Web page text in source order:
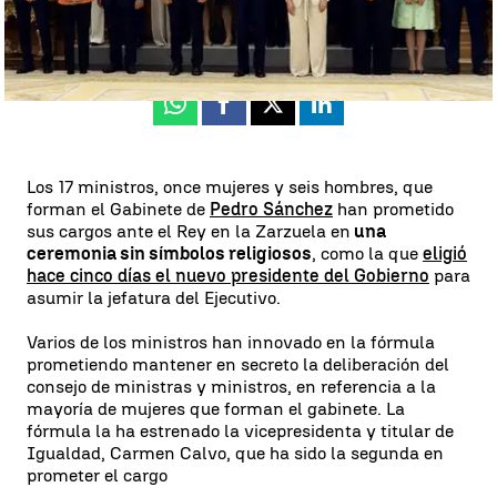
Antena 3 Noticias Madrid
Publicado: 07 de junio de 2018, 07:42
Whatsapp
Facebook
X Linkedin
Los 17 ministros, once mujeres y seis hombres, que
forman el Gabinete de Pedro Sánchez han prometido
sus cargos ante el Rey en la Zarzuela en una
ceremonia sin símbolos religiosos, como la que eligió
hace cinco días el nuevo presidente del Gobierno para
asumir la jefatura del Ejecutivo.
Varios de los ministros han innovado en la fórmula
prometiendo mantener en secreto la deliberación del
consejo de ministras y ministros, en referencia a la
mayoría de mujeres que forman el gabinete. La
fórmula la ha estrenado la vicepresidenta y titular de
Igualdad, Carmen Calvo, que ha sido la segunda en
prometer el cargo